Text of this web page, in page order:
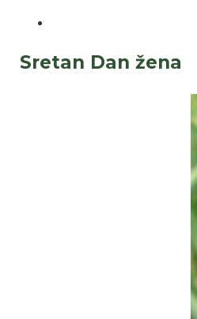
Sretan Dan žena